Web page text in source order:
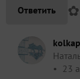
Ответить ✿
kolkap
23